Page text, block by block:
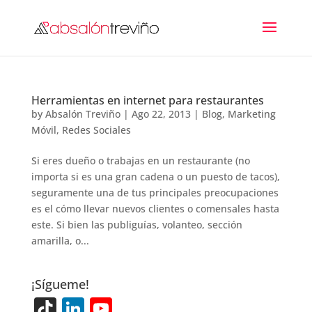
Herramientas en internet para restaurantes
by Absalón Treviño| Ago 22, 2013| Blog, Marketing
Móvil, Redes Sociales
Si eres dueño o trabajas en un restaurante (no
importa si es una gran cadena o un puesto de tacos),
seguramente una de tus principales preocupaciones
es el cómo llevar nuevos clientes o comensales hasta
este. Si bien las publiguías, volanteo, sección
amarilla, o...
¡Sígueme!